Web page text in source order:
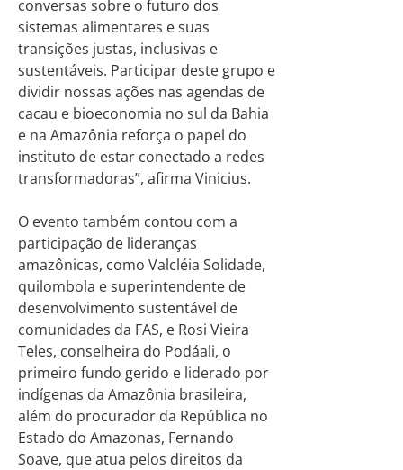
conversas sobre o futuro dos
sistemas alimentares e suas
transições justas, inclusivas e
sustentáveis. Participar deste grupo e
dividir nossas ações nas agendas de
cacau e bioeconomia no sul da Bahia
e na Amazônia reforça o papel do
instituto de estar conectado a redes
transformadoras”, afirma Vinicius.
O evento também contou com a
participação de lideranças
amazônicas, como Valcléia Solidade,
quilombola e superintendente de
desenvolvimento sustentável de
comunidades da FAS, e Rosi Vieira
Teles, conselheira do Podáali, o
primeiro fundo gerido e liderado por
indígenas da Amazônia brasileira,
além do procurador da República no
Estado do Amazonas, Fernando
Soave, que atua pelos direitos da